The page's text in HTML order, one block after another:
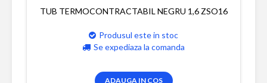
TUB TERMOCONTRACTABIL NEGRU 1,6 ZSO16
Produsul este in stoc
Se expediaza la comanda
ADAUGA IN COS